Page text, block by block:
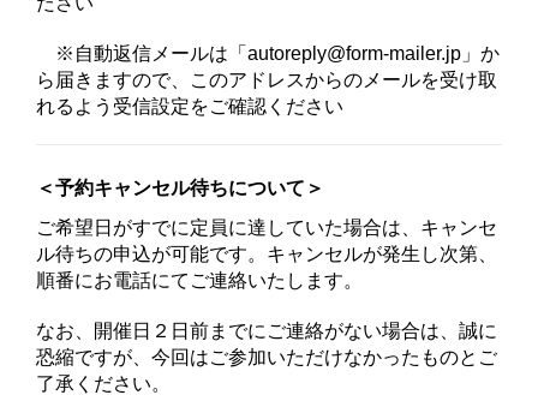
※自動返信メールは「autoreply@form-mailer.jp」か
ら届きますので、このアドレスからのメールを受け取
れるよう受信設定をご確認ください
＜予約キャンセル待ちについて＞
ご希望日がすでに定員に達していた場合は、キャンセ
ル待ちの申込が可能です。キャンセルが発生し次第、
順番にお電話にてご連絡いたします。
なお、開催日２日前までにご連絡がない場合は、誠に
恐縮ですが、今回はご参加いただけなかったものとご
了承ください。